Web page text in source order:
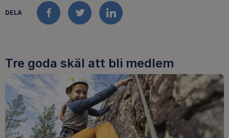
DELA
FACEBOOKTWITTERLINKEDIN
Tre goda skäl att bli medlem